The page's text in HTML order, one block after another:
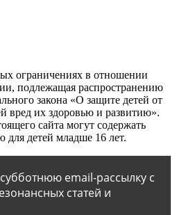
ограничениях в отношении
подлежащая распространению
закона «О защите детей от
их здоровью и развитию».
сайта могут содержать
детей младше 16 лет.
email-рассылку с
статей и